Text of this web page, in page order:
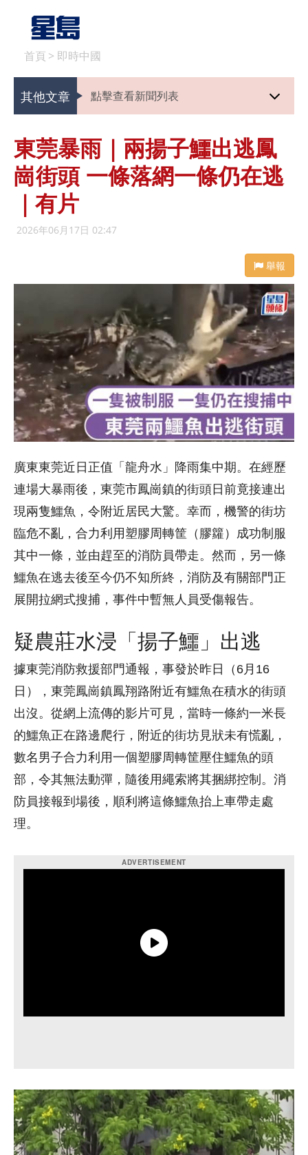
首頁 > 即時中國
其他文章 點擊查看新聞列表
東莞暴雨｜兩揚子鱷出逃鳳
崗街頭 一條落網一條仍在逃
｜有片
2026年06月17日 02:47
舉報
廣東東莞近日正值「龍舟水」降雨集中期。在經歷
連場大暴雨後，東莞市鳳崗鎮的街頭日前竟接連出
現兩隻鱷魚，令附近居民大驚。幸而，機警的街坊
臨危不亂，合力利用塑膠周轉筐（膠籮）成功制服
其中一條，並由趕至的消防員帶走。然而，另一條
鱷魚在逃去後至今仍不知所終，消防及有關部門正
展開拉網式搜捕，事件中暫無人員受傷報告。
疑農莊水浸「揚子鱷」出逃
據東莞消防救援部門通報，事發於昨日（6月16
日），東莞鳳崗鎮鳳翔路附近有鱷魚在積水的街頭
出沒。從網上流傳的影片可見，當時一條約一米長
的鱷魚正在路邊爬行，附近的街坊見狀未有慌亂，
數名男子合力利用一個塑膠周轉筐壓住鱷魚的頭
部，令其無法動彈，隨後用繩索將其捆綁控制。消
防員接報到場後，順利將這條鱷魚抬上車帶走處
理。